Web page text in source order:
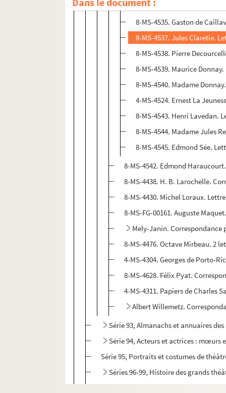
8-MS-4534. Eugène Brieux.
8-MS-4535. Gaston de
8-MS-4537. Jules Claretie.
8-MS-4538. Pierre
8-MS-4539. Maurice
8-MS-4540. Madame
4-MS-4524. Ernest La
8-MS-4543. Henri Lavedan.
8-MS-4544. Madame Jules
8-MS-4545. Edmond Sée.
8-MS-4542. Edmond
8-MS-4438. H. B. Larochelle.
8-MS-4430. Michel Loraux.
8-MS-FG-00161. Auguste
Mely-Janin. Correspondance
8-MS-4476. Octave Mirbeau. 2
4-MS-4304. Georges de Porto-
8-MS-4628. Félix Pyat.
4-MS-4311. Papiers de Charles
Albert Willemetz.
Série 93, Almanachs et annuaires
Série 94, Acteurs et actrices : mœurs
Série 95, Portraits et costumes de
Séries 96-99, Histoire des grands